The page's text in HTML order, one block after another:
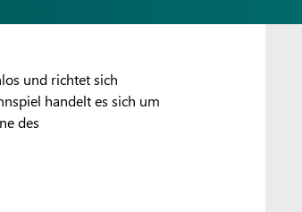
und richtet sich
handelt es sich um
des